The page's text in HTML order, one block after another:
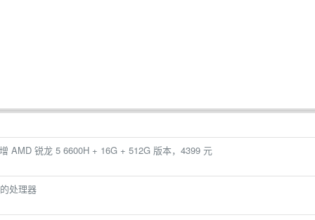
AMD 锐龙 5 6600H + 16G + 512G 版本，4399 元
处理器